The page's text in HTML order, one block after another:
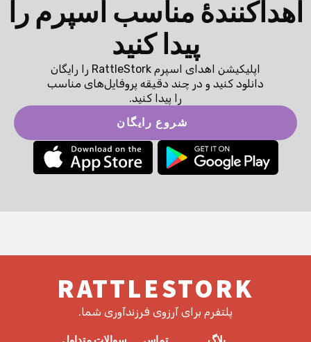
اهداکنندهٔ مناسب اسپرم را
پیدا کنید
اپلیکیشن اهدای اسپرم RattleStork را رایگان
دانلود کنید و در چند دقیقه پروفایل‌های مناسب
را پیدا کنید.
شروع رایگان
RATTLESTORK
پلتفرم برای آرزوی فرزندآوری شما.